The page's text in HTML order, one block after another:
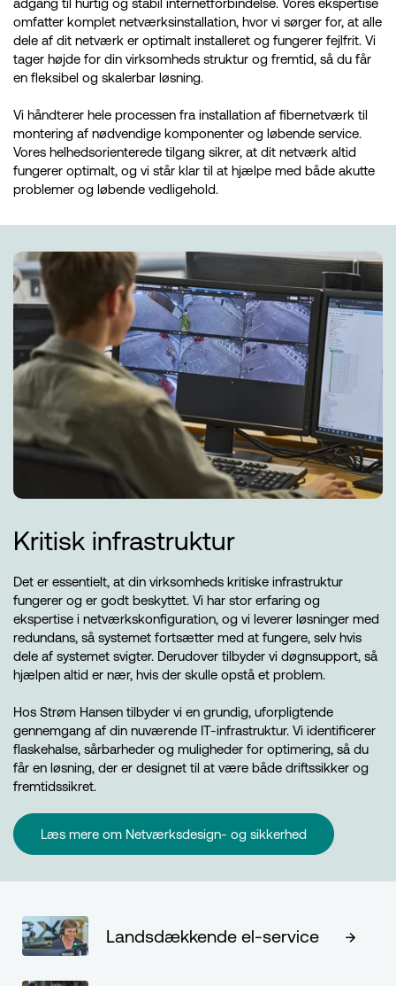
adgang til hurtig og stabil internetforbindelse. Vores ekspertise
omfatter komplet netværksinstallation, hvor vi sørger for, at alle
dele af dit netværk er optimalt installeret og fungerer fejlfrit. Vi
tager højde for din virksomheds struktur og fremtid, så du får
en fleksibel og skalerbar løsning.
Vi håndterer hele processen fra installation af fibernetværk til
montering af nødvendige komponenter og løbende service.
Vores helhedsorienterede tilgang sikrer, at dit netværk altid
fungerer optimalt, og vi står klar til at hjælpe med både akutte
problemer og løbende vedligehold.
Kritisk infrastruktur
Det er essentielt, at din virksomheds kritiske infrastruktur
fungerer og er godt beskyttet. Vi har stor erfaring og
ekspertise i netværkskonfiguration, og vi leverer løsninger med
redundans, så systemet fortsætter med at fungere, selv hvis
dele af systemet svigter. Derudover tilbyder vi døgnsupport, så
hjælpen altid er nær, hvis der skulle opstå et problem.
Hos Strøm Hansen tilbyder vi en grundig, uforpligtende
gennemgang af din nuværende IT-infrastruktur. Vi identificerer
flaskehalse, sårbarheder og muligheder for optimering, så du
får en løsning, der er designet til at være både driftssikker og
fremtidssikret.
Læs mere om Netværksdesign- og sikkerhed
Landsdækkende el-service